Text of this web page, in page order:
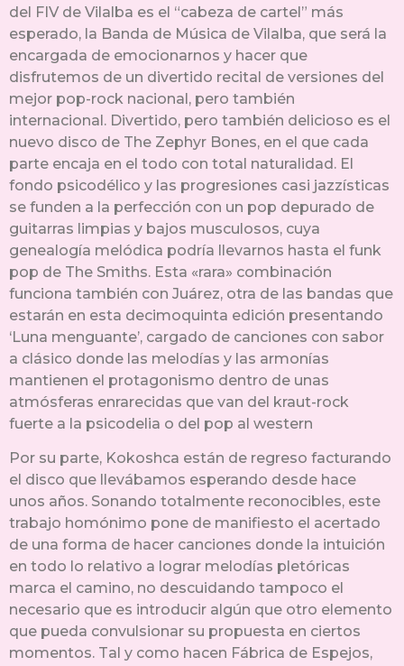
del FIV de Vilalba es el “cabeza de cartel” más
esperado, la Banda de Música de Vilalba, que será la
encargada de emocionarnos y hacer que
disfrutemos de un divertido recital de versiones del
mejor pop-rock nacional, pero también
internacional. Divertido, pero también delicioso es el
nuevo disco de The Zephyr Bones, en el que cada
parte encaja en el todo con total naturalidad. El
fondo psicodélico y las progresiones casi jazzísticas
se funden a la perfección con un pop depurado de
guitarras limpias y bajos musculosos, cuya
genealogía melódica podría llevarnos hasta el funk
pop de The Smiths. Esta «rara» combinación
funciona también con Juárez, otra de las bandas que
estarán en esta decimoquinta edición presentando
‘Luna menguante’, cargado de canciones con sabor
a clásico donde las melodías y las armonías
mantienen el protagonismo dentro de unas
atmósferas enrarecidas que van del kraut-rock
fuerte a la psicodelia o del pop al western
Por su parte, Kokoshca están de regreso facturando
el disco que llevábamos esperando desde hace
unos años. Sonando totalmente reconocibles, este
trabajo homónimo pone de manifiesto el acertado
de una forma de hacer canciones donde la intuición
en todo lo relativo a lograr melodías pletóricas
marca el camino, no descuidando tampoco el
necesario que es introducir algún que otro elemento
que pueda convulsionar su propuesta en ciertos
momentos. Tal y como hacen Fábrica de Espejos,